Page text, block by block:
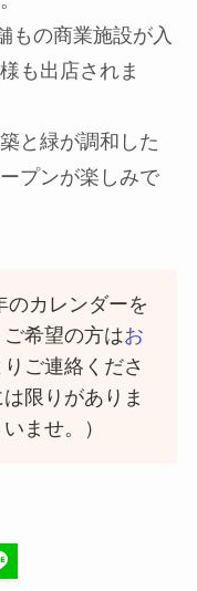
もの商業施設が入
様も出店されま
と緑が調和した
プンが楽しみで
のカレンダーを
希望の方はお
りご連絡くださ
限りがありま
ませ。）